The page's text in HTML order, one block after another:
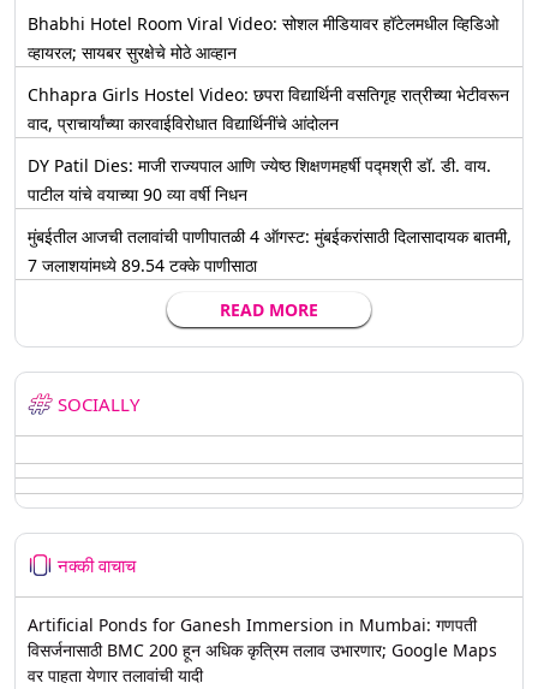
Bhabhi Hotel Room Viral Video: सोशल मीडियावर हॉटेलमधील व्हिडिओ
व्हायरल; सायबर सुरक्षेचे मोठे आव्हान
Chhapra Girls Hostel Video: छपरा विद्यार्थिनी वसतिगृह रात्रीच्या भेटीवरून
वाद, प्राचार्यांच्या कारवाईविरोधात विद्यार्थिनींचे आंदोलन
DY Patil Dies: माजी राज्यपाल आणि ज्येष्ठ शिक्षणमहर्षी पद्मश्री डॉ. डी. वाय.
पाटील यांचे वयाच्या 90 व्या वर्षी निधन
मुंबईतील आजची तलावांची पाणीपातळी 4 ऑगस्ट: मुंबईकरांसाठी दिलासादायक बातमी,
7 जलाशयांमध्ये 89.54 टक्के पाणीसाठा
READ MORE
SOCIALLY
नक्की वाचाच
Artificial Ponds for Ganesh Immersion in Mumbai: गणपती
विसर्जनासाठी BMC 200 हून अधिक कृत्रिम तलाव उभारणार; Google Maps
वर पाहता येणार तलावांची यादी